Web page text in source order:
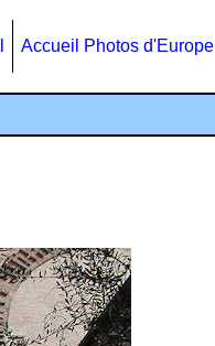
Accueil Photos d'Europe